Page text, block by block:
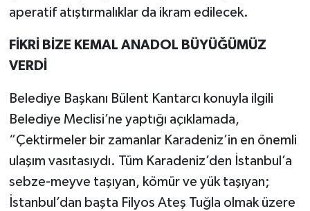
aperatif atıştırmalıklar da ikram edilecek.
FİKRİ BİZE KEMAL ANADOL BÜYÜĞÜMÜZ
VERDİ
Belediye Başkanı Bülent Kantarcı konuyla ilgili
Belediye Meclisi’ne yaptığı açıklamada,
“Çektirmeler bir zamanlar Karadeniz’in en önemli
ulaşım vasıtasıydı. Tüm Karadeniz’den İstanbul’a
sebze-meyve taşıyan, kömür ve yük taşıyan;
İstanbul’dan başta Filyos Ateş Tuğla olmak üzere